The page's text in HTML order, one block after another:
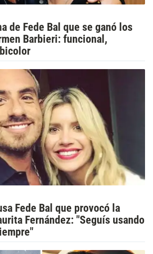
de Fede Bal que se ganó los
Barbieri: funcional,
Fede Bal que provocó la
Fernández: "Seguís usando